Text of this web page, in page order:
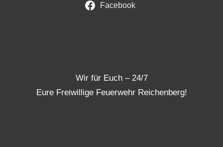
Facebook
Wir für Euch – 24/7
Eure Freiwillige Feuerwehr Reichenberg!